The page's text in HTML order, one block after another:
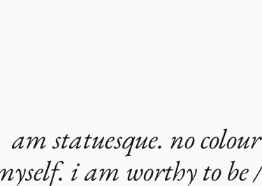
am statuesque. no
i am worthy to be